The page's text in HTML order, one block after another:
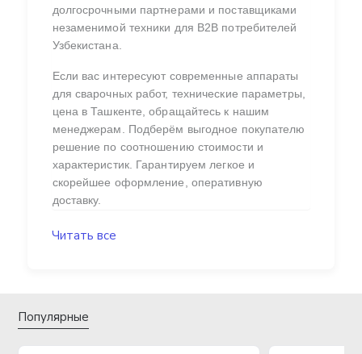
долгосрочными партнерами и поставщиками
незаменимой техники для B2B потребителей
Узбекистана.
Если вас интересуют современные аппараты
для сварочных работ, технические параметры,
цена в Ташкенте, обращайтесь к нашим
менеджерам. Подберём выгодное покупателю
решение по соотношению стоимости и
характеристик. Гарантируем легкое и
скорейшее оформление, оперативную
доставку.
Читать все
Популярные